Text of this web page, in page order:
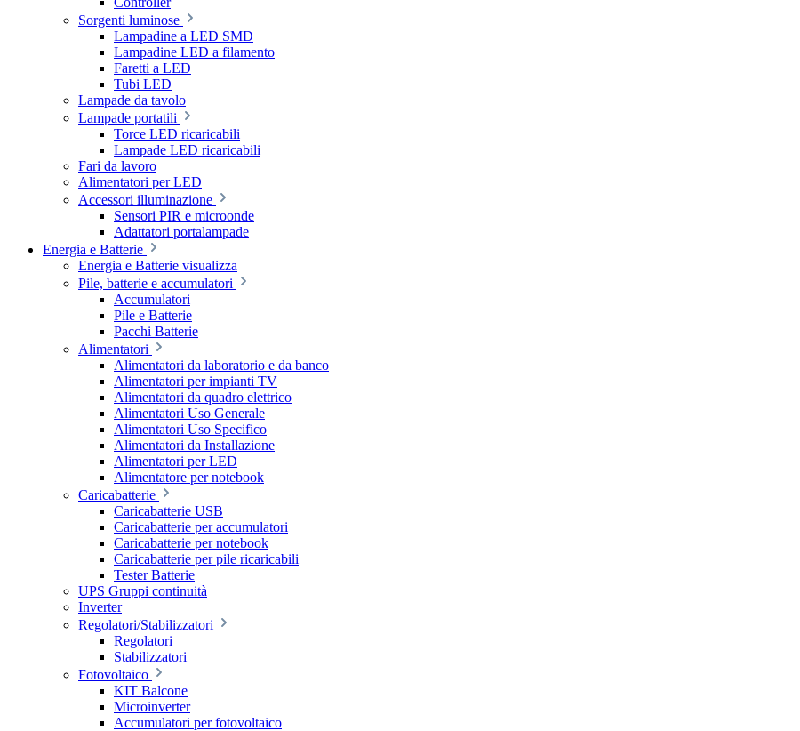
Sorgenti luminose
Lampadine a LED SMD
Lampadine LED a filamento
Faretti a LED
Tubi LED
Lampade da tavolo
Lampade portatili
Torce LED ricaricabili
Lampade LED ricaricabili
Fari da lavoro
Alimentatori per LED
Accessori illuminazione
Sensori PIR e microonde
Adattatori portalampade
Energia e Batterie
Energia e Batterie visualizza
Pile, batterie e accumulatori
Accumulatori
Pile e Batterie
Pacchi Batterie
Alimentatori
Alimentatori da laboratorio e da banco
Alimentatori per impianti TV
Alimentatori da quadro elettrico
Alimentatori Uso Generale
Alimentatori Uso Specifico
Alimentatori da Installazione
Alimentatori per LED
Alimentatore per notebook
Caricabatterie
Caricabatterie USB
Caricabatterie per accumulatori
Caricabatterie per notebook
Caricabatterie per pile ricaricabili
Tester Batterie
UPS Gruppi continuità
Inverter
Regolatori/Stabilizzatori
Regolatori
Stabilizzatori
Fotovoltaico
KIT Balcone
Microinverter
Accumulatori per fotovoltaico